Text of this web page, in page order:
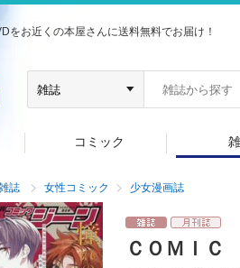
をお近くの本屋さんに送料無料でお届け！
コミック
誌 女性コミック 少女漫画誌
ＣＯＭＩ